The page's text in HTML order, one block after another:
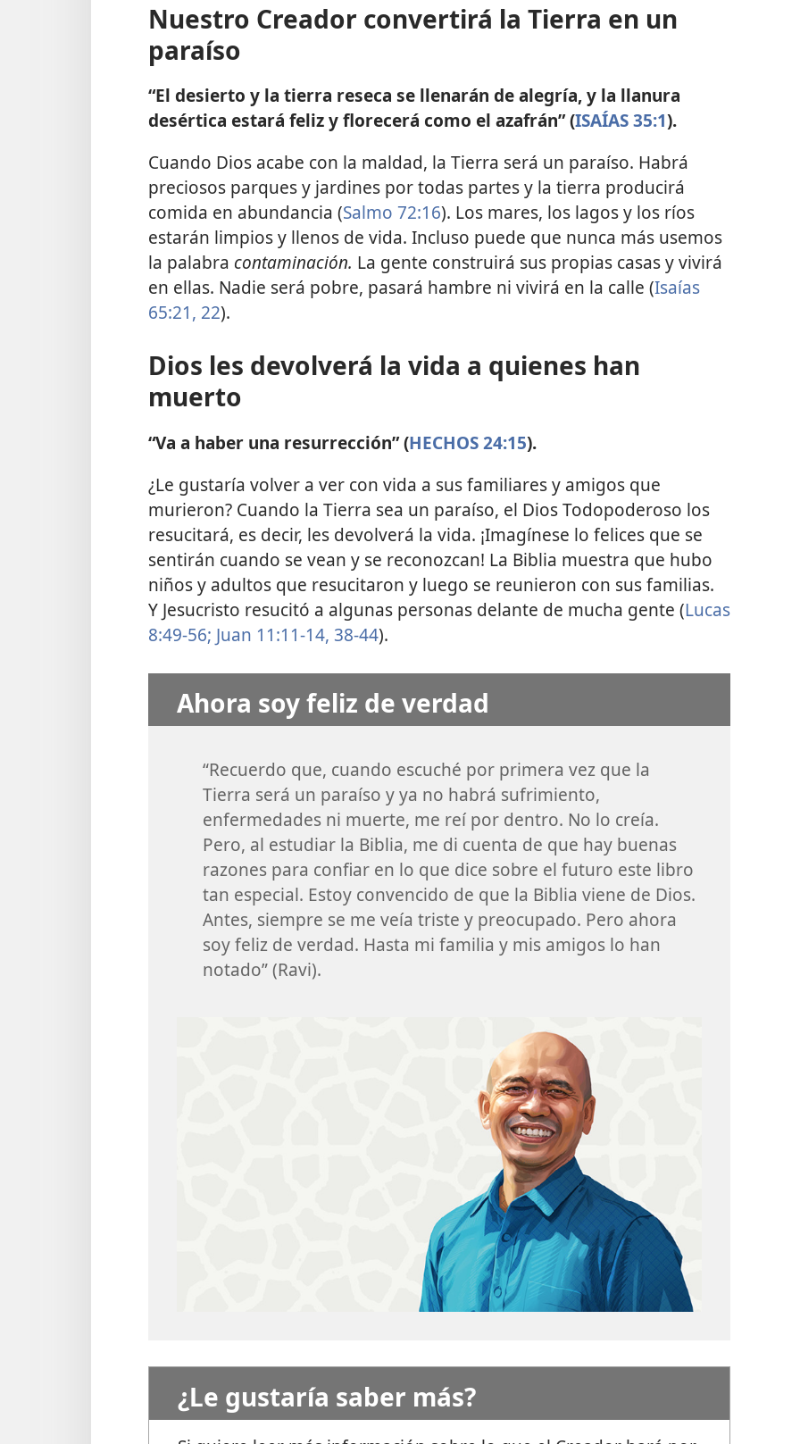
Nuestro Creador convertirá la Tierra en un
paraíso
“El desierto y la tierra reseca se llenarán de alegría, y la llanura
desértica estará feliz y florecerá como el azafrán” (ISAÍAS 35:1).
Cuando Dios acabe con la maldad, la Tierra será un paraíso. Habrá
preciosos parques y jardines por todas partes y la tierra producirá
comida en abundancia (Salmo 72:16). Los mares, los lagos y los ríos
estarán limpios y llenos de vida. Incluso puede que nunca más usemos
la palabra contaminación. La gente construirá sus propias casas y vivirá
en ellas. Nadie será pobre, pasará hambre ni vivirá en la calle (Isaías
65:21, 22).
Dios les devolverá la vida a quienes han
muerto
“Va a haber una resurrección” (HECHOS 24:15).
¿Le gustaría volver a ver con vida a sus familiares y amigos que
murieron? Cuando la Tierra sea un paraíso, el Dios Todopoderoso los
resucitará, es decir, les devolverá la vida. ¡Imagínese lo felices que se
sentirán cuando se vean y se reconozcan! La Biblia muestra que hubo
niños y adultos que resucitaron y luego se reunieron con sus familias.
Y Jesucristo resucitó a algunas personas delante de mucha gente (Lucas
8:49-56; Juan 11:11-14, 38-44).
Ahora soy feliz de verdad
“Recuerdo que, cuando escuché por primera vez que la
Tierra será un paraíso y ya no habrá sufrimiento,
enfermedades ni muerte, me reí por dentro. No lo creía.
Pero, al estudiar la Biblia, me di cuenta de que hay buenas
razones para confiar en lo que dice sobre el futuro este libro
tan especial. Estoy convencido de que la Biblia viene de Dios.
Antes, siempre se me veía triste y preocupado. Pero ahora
soy feliz de verdad. Hasta mi familia y mis amigos lo han
notado” (Ravi).
¿Le gustaría saber más?